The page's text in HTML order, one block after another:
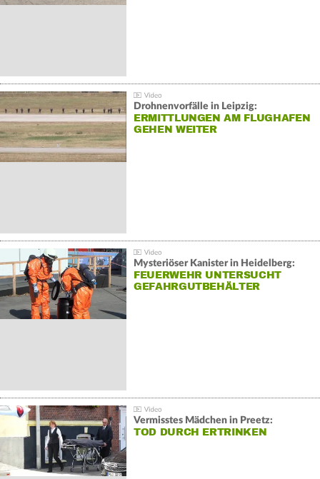
Drohnenvorfälle in Leipzig:
ERMITTLUNGEN AM FLUGHAFEN
GEHEN WEITER
Mysteriöser Kanister in Heidelberg:
FEUERWEHR UNTERSUCHT
GEFAHRGUTBEHÄLTER
Vermisstes Mädchen in Preetz:
TOD DURCH ERTRINKEN